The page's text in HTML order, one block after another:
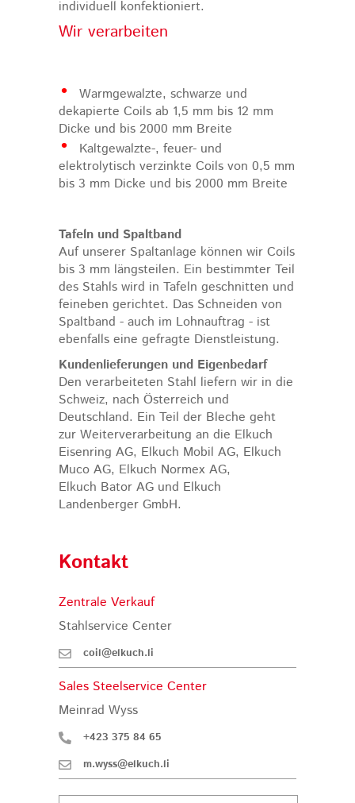
individuell konfektioniert.
Wir verarbeiten
Warmgewalzte, schwarze und
dekapierte Coils ab 1,5 mm bis 12 mm
Dicke und bis 2000 mm Breite
Kaltgewalzte-, feuer- und
elektrolytisch verzinkte Coils von 0,5 mm
bis 3 mm Dicke und bis 2000 mm Breite
Tafeln und Spaltband
Auf unserer Spaltanlage können wir Coils
bis 3 mm längsteilen. Ein bestimmter Teil
des Stahls wird in Tafeln geschnitten und
feineben gerichtet. Das Schneiden von
Spaltband - auch im Lohnauftrag - ist
ebenfalls eine gefragte Dienstleistung.
Kundenlieferungen und Eigenbedarf
Den verarbeiteten Stahl liefern wir in die
Schweiz, nach Österreich und
Deutschland. Ein Teil der Bleche geht
zur Weiterverarbeitung an die Elkuch
Eisenring AG, Elkuch Mobil AG, Elkuch
Muco AG, Elkuch Normex AG,
Elkuch Bator AG und Elkuch
Landenberger GmbH.
Kontakt
Zentrale Verkauf
Stahlservice Center
coil@elkuch.li
Sales Steelservice Center
Meinrad Wyss
+423 375 84 65
m.wyss@elkuch.li